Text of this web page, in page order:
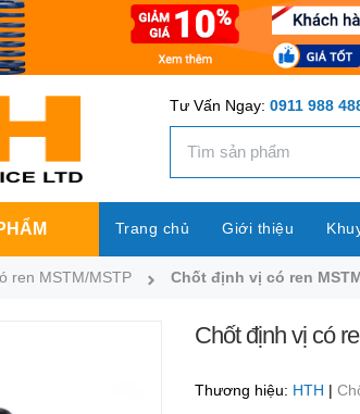
Tư Vấn Ngay: 0911 988
Trang chủ Giới thiệu
ren MSTM/MSTP Chốt định vị có ren
Chốt định vị có
Thương hiệu: HTH |